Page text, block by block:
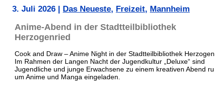
3. Juli 2026 Das Neueste, Freizeit, Mannheim
Anime-Abend in der Stadtteilbibliothek
Herzogenried
Cook and Draw – Anime Night in der Stadtteilbibliothek
Im Rahmen der Langen Nacht der Jugendkultur „Deluxe“ sind
Jugendliche und junge Erwachsene zu einem kreativen Abend
um Anime und Manga eingeladen.